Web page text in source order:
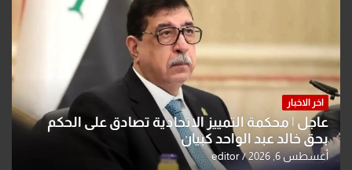
اخر الاخبار
عاجل | محكمة التمييز الاتحادية تصادق على الحكم
بحق خالد عبد الواحد كبيان
أغسطس 6, 2026 editor